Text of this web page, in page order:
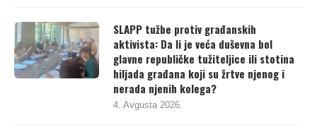
SLAPP tužbe protiv građanskih
aktivista: Da li je veća duševna bol
glavne republičke tužiteljice ili stotina
hiljada građana koji su žrtve njenog i
nerada njenih kolega?
4. Avgusta 2026.